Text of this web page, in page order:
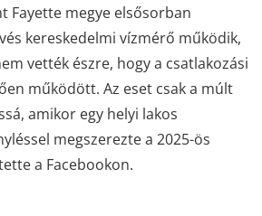
Fayette megye elsősorban
kereskedelmi vízmérő működik,
vették észre, hogy a csatlakozási
működött. Az eset csak a múlt
amikor egy helyi lakos
megszerezte a 2025-ös
a Facebookon.